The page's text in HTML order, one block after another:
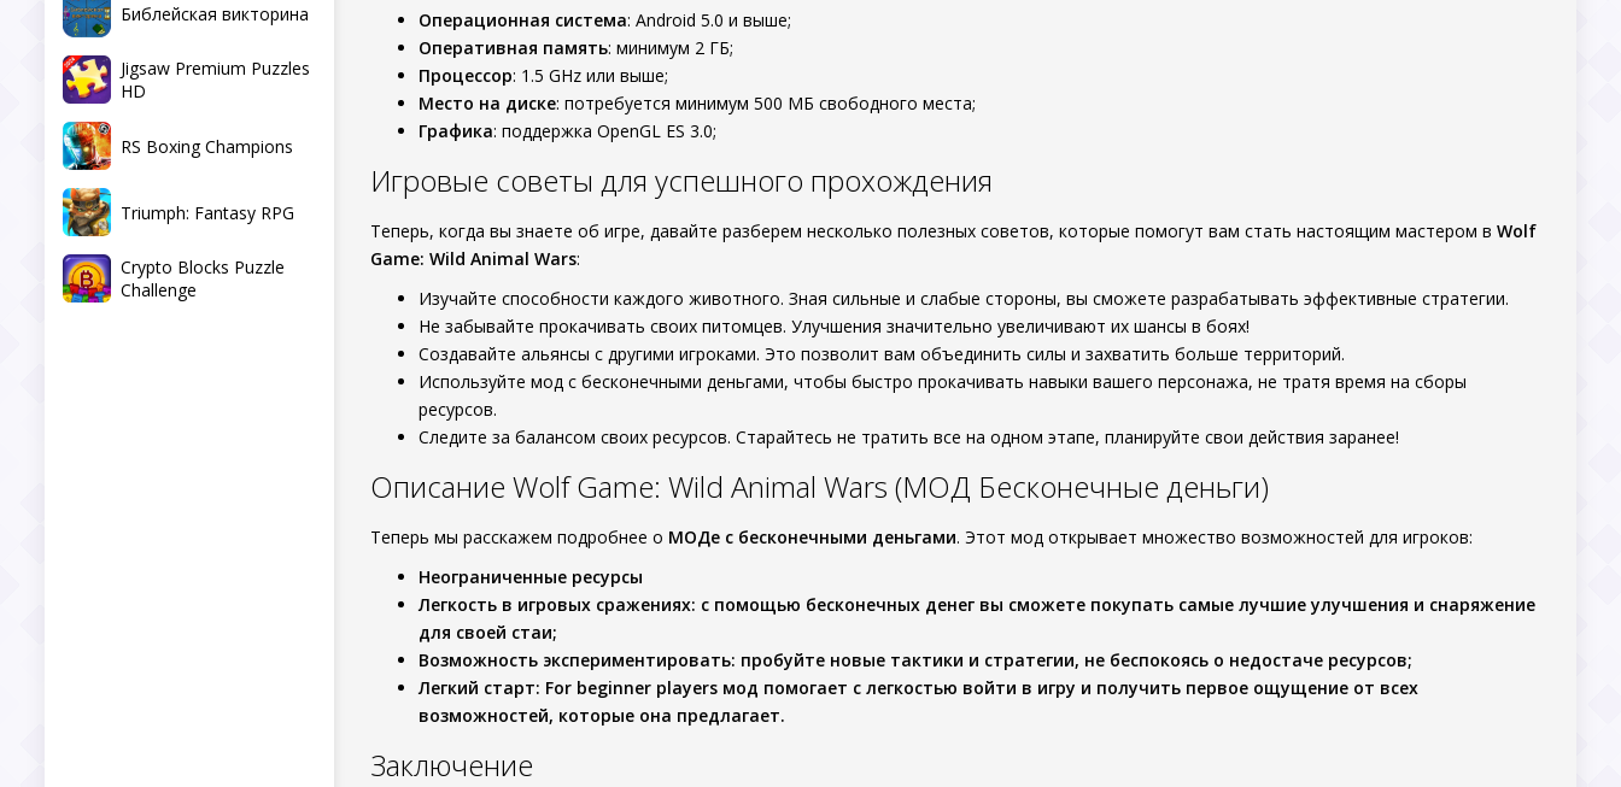
Библейская викторина
Jigsaw Premium Puzzles
HD
RS Boxing Champions
Triumph: Fantasy RPG
Crypto Blocks Puzzle
Challenge
Операционная система: Android 5.0 и выше;
Оперативная память: минимум 2 ГБ;
Процессор: 1.5 GHz или выше;
Место на диске: потребуется минимум 500 МБ свободного места;
Графика: поддержка OpenGL ES 3.0;
Игровые советы для успешного прохождения
Теперь, когда вы знаете об игре, давайте разберем несколько полезных советов, которые помогут вам стать настоящим мастером в Wolf
Game: Wild Animal Wars:
Изучайте способности каждого животного. Зная сильные и слабые стороны, вы сможете разрабатывать эффективные стратегии.
Не забывайте прокачивать своих питомцев. Улучшения значительно увеличивают их шансы в боях!
Создавайте альянсы с другими игроками. Это позволит вам объединить силы и захватить больше территорий.
Используйте мод с бесконечными деньгами, чтобы быстро прокачивать навыки вашего персонажа, не тратя время на сборы
ресурсов.
Следите за балансом своих ресурсов. Старайтесь не тратить все на одном этапе, планируйте свои действия заранее!
Описание Wolf Game: Wild Animal Wars (МОД Бесконечные деньги)
Теперь мы расскажем подробнее о МОДе с бесконечными деньгами. Этот мод открывает множество возможностей для игроков:
Неограниченные ресурсы
Легкость в игровых сражениях: с помощью бесконечных денег вы сможете покупать самые лучшие улучшения и снаряжение
для своей стаи;
Возможность экспериментировать: пробуйте новые тактики и стратегии, не беспокоясь о недостаче ресурсов;
Легкий старт: For beginner players мод помогает с легкостью войти в игру и получить первое ощущение от всех
возможностей, которые она предлагает.
Заключение